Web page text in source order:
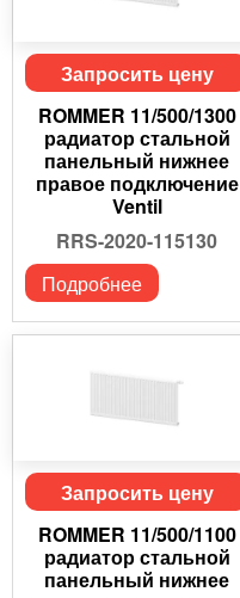
Запросить цену
ROMMER 11/500/1300
радиатор стальной
панельный нижнее
правое подключение
Ventil
RRS-2020-115130
Подробнее
Запросить цену
ROMMER 11/500/1100
радиатор стальной
панельный нижнее